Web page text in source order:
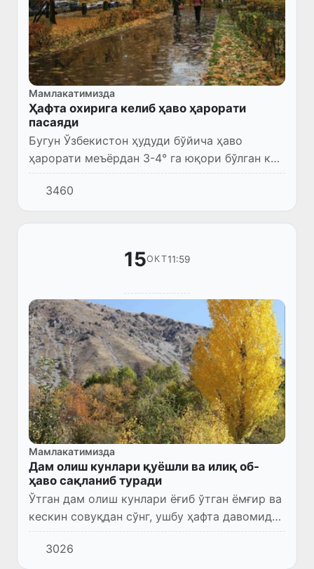
Мамлакатимизда
Ҳафта охирига келиб ҳаво ҳарорати
пасаяди
Бугун Ўзбекистон ҳудуди бўйича ҳаво
ҳарорати меъёрдан 3-4° га юқори бўлган кам
булутли ва ўртача илиқ об-ҳаво сақланиб
туради.
3460
15ОКТ11:59
Мамлакатимизда
Дам олиш кунлари қуёшли ва илиқ об-
ҳаво сақланиб туради
Ўтган дам олиш кунлари ёғиб ўтган ёмғир ва
кескин совуқдан сўнг, ушбу ҳафта давомида
об-ҳаво Ўзбекистон аҳолисини қуёшли ва
илиқ об-ҳаво билан қувонтирди.
3026